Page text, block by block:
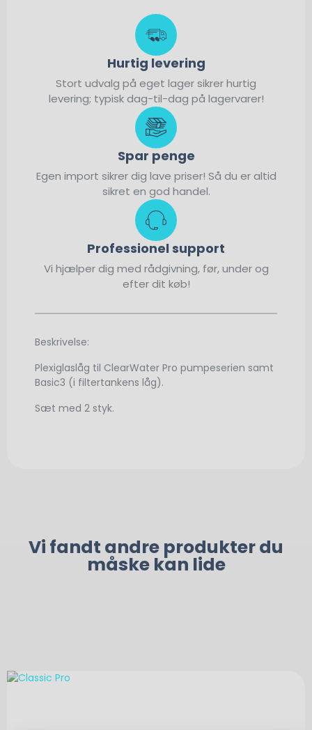
Hurtig levering
Stort udvalg på eget lager sikrer hurtig
levering; typisk dag-til-dag på lagervarer!
Spar penge
Egen import sikrer dig lave priser! Så du er altid
sikret en god handel.
Professionel support
Vi hjælper dig med rådgivning, før, under og
efter dit køb!
Beskrivelse:
Plexiglaslåg til ClearWater Pro pumpeserien samt
Basic3 (i filtertankens låg).
Sæt med 2 styk.
Vi fandt andre produkter du
måske kan lide